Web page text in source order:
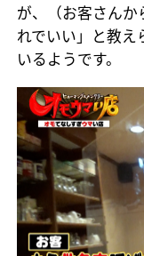
が、（お客さんか
れでいい」と教え
いるようです。